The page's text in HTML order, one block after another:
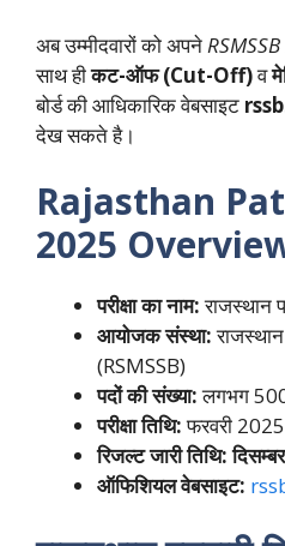
अब उम्मीदवारों को अपने
साथ हीकट-ऑफ (Cut-Off)व
बोर्ड की आधिकारिक वेबसाइट
देख सकते है।
Rajasthan
2025
परीक्षा का नाम:राजस्थान
आयोजक संस्था:राजस्थान
(RSMSSB)
पदों की संख्या:लगभग
परीक्षा तिथि:फरवरी 2025
रिजल्ट जारी तिथि:
ऑफिशियल वेबसाइट: